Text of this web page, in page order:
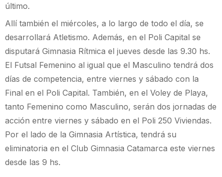
último.
Allí también el miércoles, a lo largo de todo el día, se
desarrollará Atletismo. Además, en el Poli Capital se
disputará Gimnasia Rítmica el jueves desde las 9.30 hs.
El Futsal Femenino al igual que el Masculino tendrá dos
días de competencia, entre viernes y sábado con la
Final en el Poli Capital. También, en el Voley de Playa,
tanto Femenino como Masculino, serán dos jornadas de
acción entre viernes y sábado en el Poli 250 Viviendas.
Por el lado de la Gimnasia Artística, tendrá su
eliminatoria en el Club Gimnasia Catamarca este viernes
desde las 9 hs.